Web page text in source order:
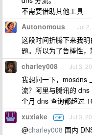
不需要借助其他工具
Autonomous Jul
这段时间折腾下来我
题。所以为了鲁棒性
charley008 Jul 3,
我想问一下，mosdns
流？阿里与腾讯的
个月 dns 查询都超过
xuxiake OP Jul 3,
@charley008 国内